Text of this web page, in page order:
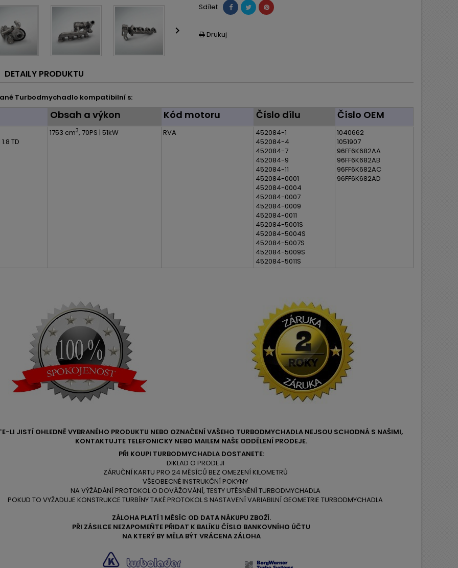

Sdílet
 Drukuj
DETAILY PRODUKTU
Turbodmychadlo kompatibilní s:
Obsah a výkon Kód motoru Číslo dílu Číslo OEM
TD
1753 cm3, 70PS | 51kW RVA
452084-1
452084-4
452084-7
452084-9
452084-11
452084-0001
452084-0004
452084-0007
452084-0009
452084-0011
452084-5001S
452084-5004S
452084-5007S
452084-5009S
452084-5011S
1040662
1051907
96FF6K682AA
96FF6K682AB
96FF6K682AC
96FF6K682AD
LI JISTÍ OHLEDNĚ VYBRANÉHO PRODUKTU NEBO OZNAČENÍ VAŠEHO TURBODMYCHADLA NEJSOU SCHODNÁ S NAŠIMI,
KONTAKTUJTE TELEFONICKY NEBO MAILEM NAŠE ODDĚLENÍ PRODEJE.
PŘI KOUPI TURBODMYCHADLA DOSTANETE:
DIKLAD O PRODEJI
ZÁRUČNÍ KARTU PRO 24 MĚSÍCŮ BEZ OMEZENÍ KILOMETRŮ
VŠEOBECNÉ INSTRUKČNÍ POKYNY
NA VÝŽÁDÁNÍ PROTOKOL O DOVÁŽOVÁNÍ, TESTY UTĚSNĚNÍ TURBODMYCHADLA
POKUD TO VYŽADUJE KONSTRUKCE TURBÍNY TAKÉ PROTOKOL S NASTAVENÍ VARIABILNÍ GEOMETRIE TURBODMYCHADLA
ZÁLOHA PLATÍ 1 MĚSÍC OD DATA NÁKUPU ZBOŽÍ.
PŘI ZÁSILCE NEZAPOMEŇTE PŘIDAT K BALÍKU ČÍSLO BANKOVNÍHO ÚČTU
NA KTERÝ BY MĚLA BÝT VRÁCENA ZÁLOHA